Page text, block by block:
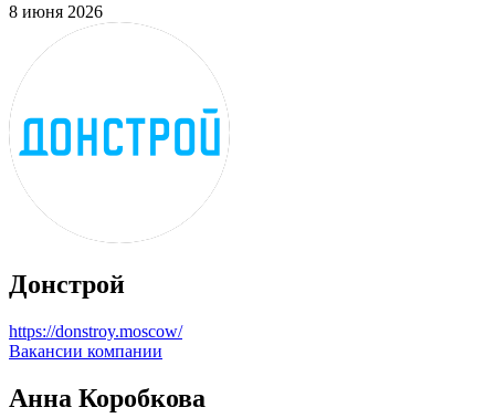
8 июня 2026
Донстрой
https://donstroy.moscow/
Вакансии компании
Анна Коробкова